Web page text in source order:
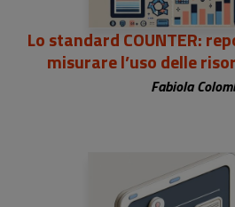
Lo standard COUNTER:
misurare l’uso delle
Fabiola